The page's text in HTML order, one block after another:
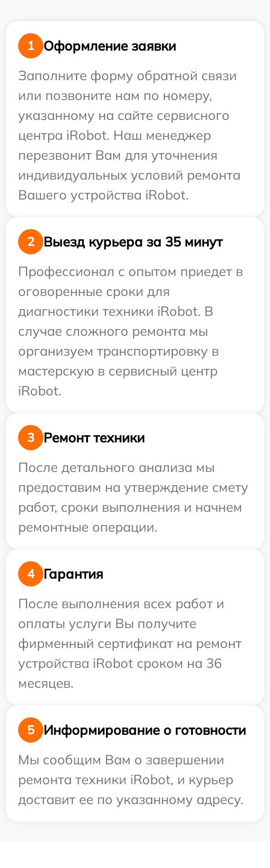
1
Оформление заявки
Заполните форму обратной связи
или позвоните нам по номеру,
указанному на сайте сервисного
центра iRobot. Наш менеджер
перезвонит Вам для уточнения
индивидуальных условий ремонта
Вашего устройства iRobot.
2
Выезд курьера за 35 минут
Профессионал с опытом приедет в
оговоренные сроки для
диагностики техники iRobot. В
случае сложного ремонта мы
организуем транспортировку в
мастерскую в сервисный центр
iRobot.
3
Ремонт техники
После детального анализа мы
предоставим на утверждение смету
работ, сроки выполнения и начнем
ремонтные операции.
4
Гарантия
После выполнения всех работ и
оплаты услуги Вы получите
фирменный сертификат на ремонт
устройства iRobot сроком на 36
месяцев.
5
Информирование о готовности
Мы сообщим Вам о завершении
ремонта техники iRobot, и курьер
доставит ее по указанному адресу.